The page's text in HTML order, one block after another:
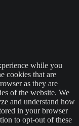
while you
cookies that are
as they are
of the website. We
and understand how
in your browser
to opt-out of these